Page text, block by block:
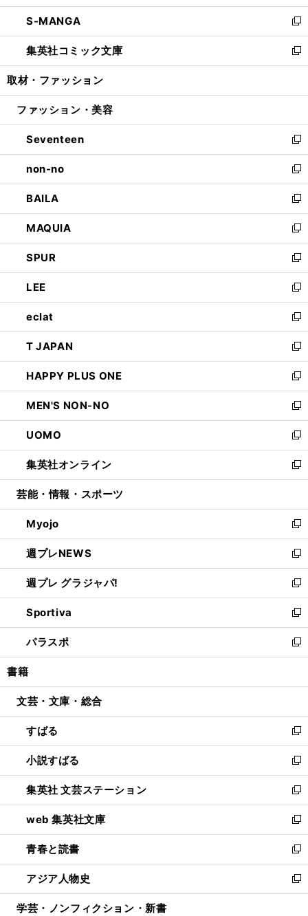
開
く
ウ
で
開
く
ン
ド
ウ
で
開
ウ
ィ
ン
ド
ウ
開
し
い
ウ
ィ
ン
ウ
開
く
S-MANGA
新
し
い
ウ
ン
ウ
で
開
く
集英社コミック文庫
新
し
ウ
ン
ド
ウ
で
開
く
取材・ファッション
ファッション・美容
Seventeen
新
し
い
ウ
ィ
ン
ド
ウ
で
開
く
non-no
新
し
い
ウ
ィ
ン
ド
ウ
で
開
く
BAILA
新
し
い
ウ
ィ
ン
ド
ウ
で
開
く
MAQUIA
新
し
い
ウ
ィ
ン
ド
ウ
で
開
く
SPUR
新
し
い
ウ
ィ
ン
ド
ウ
で
開
く
LEE
新
し
い
ウ
ィ
ン
ド
ウ
で
開
く
eclat
新
し
い
ウ
ィ
ン
ド
ウ
で
開
く
T JAPAN
新
し
い
ウ
ィ
ン
ド
ウ
で
開
HAPPY PLUS ONE
新
し
い
ウ
ィ
ン
ド
ウ
開
く
MEN'S NON-NO
新
し
い
ウ
ィ
ン
ウ
で
開
く
UOMO
新
し
い
ウ
ン
ド
ウ
で
開
く
集英社オンライン
新
し
ウ
ィ
ン
ド
ウ
で
開
く
芸能・情報・スポーツ
Myojo
新
し
い
ウ
ィ
ン
ド
ウ
で
開
週プレNEWS
新
し
い
ウ
ィ
ン
ド
ウ
開
週プレ グラジャパ!
新
し
い
ウ
ィ
ン
ウ
開
く
Sportiva
新
し
い
ウ
ン
ウ
で
開
く
パラスポ
新
し
ウ
ン
ド
ウ
で
開
く
書籍
文芸・文庫・総合
すばる
新
し
い
ウ
ィ
ン
ド
ウ
で
開
く
小説すばる
新
し
い
ウ
ィ
ン
ド
ウ
で
開
集英社 文芸ステーション
新
し
い
ウ
ィ
ン
ド
ウ
web 集英社文庫
新
し
い
ウ
ィ
ン
青春と読書
新
し
い
ウ
アジア人物史
新
し
学芸・ノンフィクション・新書